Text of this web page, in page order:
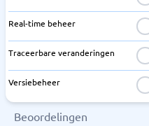
Real-time beheer
Traceerbare veranderingen
Versiebeheer
Beoordelingen